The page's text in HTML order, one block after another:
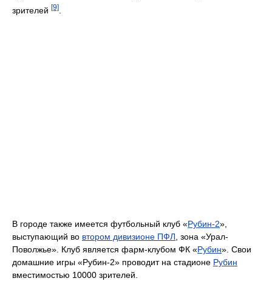
зрителей [9]
В городе также имеется футбольный клуб «Рубин-2»,
выступающий во втором дивизионе ПФЛ , зона «Урал-
Поволжье». Клуб является фарм-клубом ФК «Рубин». Свои
домашние игры «Рубин-2» проводит на стадионе Рубин
вместимостью 10000 зрителей.